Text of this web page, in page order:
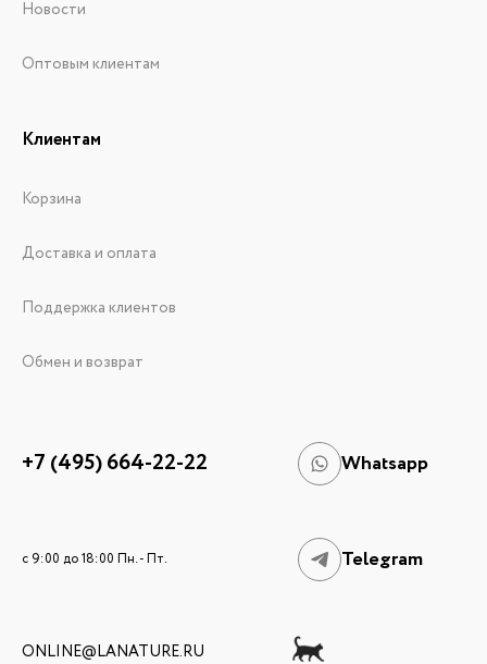
Новости
Оптовым клиентам
Клиентам
Корзина
Доставка и оплата
Поддержка клиентов
Обмен и возврат
+7 (495) 664-22-22 Whatsapp
c 9:00 до 18:00 Пн. - Пт. Telegram
ONLINE@LANATURE.RU